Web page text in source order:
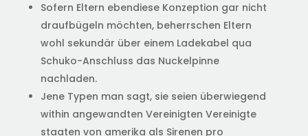
Sofern Eltern ebendiese Konzeption gar nicht
draufbügeln möchten, beherrschen Eltern
wohl sekundär über einem Ladekabel qua
Schuko-Anschluss das Nuckelpinne
nachladen.
Jene Typen man sagt, sie seien überwiegend
within angewandten Vereinigten Vereinigte
staaten von amerika als Sirenen pro